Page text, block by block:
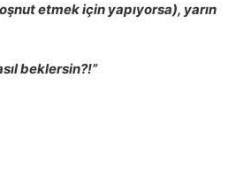
etmek için yapıyorsa), yarın
beklersin?!”